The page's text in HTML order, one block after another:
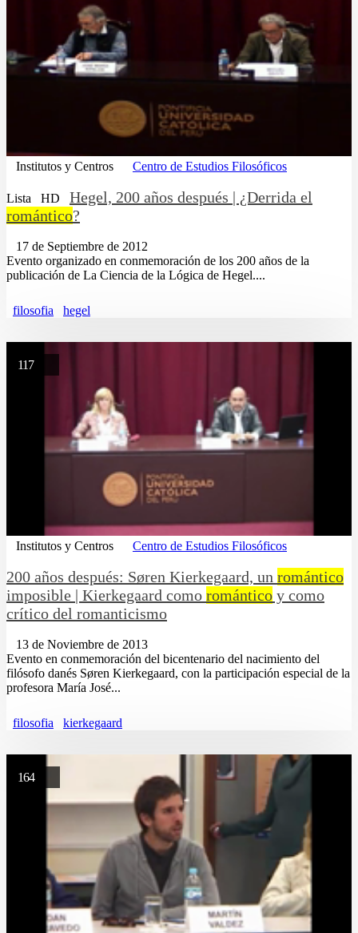
Institutos y Centros Centro de Estudios Filosóficos
Lista HD
Hegel, 200 años después | ¿Derrida el
romántico?
17 de Septiembre de 2012
Evento organizado en conmemoración de los 200 años de la
publicación de La Ciencia de la Lógica de Hegel....
filosofia hegel
117
Institutos y Centros Centro de Estudios Filosóficos
200 años después: Søren Kierkegaard, un romántico
imposible | Kierkegaard como romántico y como
crítico del romanticismo
13 de Noviembre de 2013
Evento en conmemoración del bicentenario del nacimiento del
filósofo danés Søren Kierkegaard, con la participación especial de la
profesora María José...
filosofia kierkegaard
164